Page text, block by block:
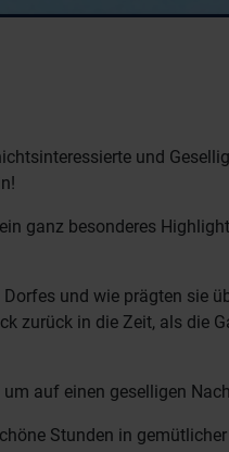
und
ganz besonderes
und wie prägten sie
zurück in die Zeit, als die
um auf einen geselligen
Stunden in gemütlicher